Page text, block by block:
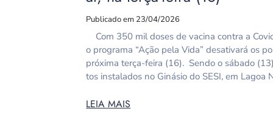
Publicado em 23/04/2026
Com 350 mil doses de vacina contra a
o programa “Ação pela Vida” desativará os
próxima terça-feira (16). Sendo o sábado
tos instalados no Ginásio do SESI, em Lagoa
LEIA MAIS